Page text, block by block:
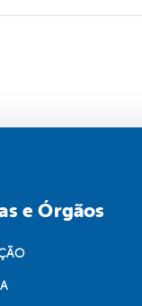
e Órgãos